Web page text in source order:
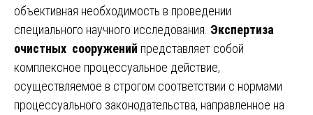
объективная необходимость в проведении
специального научного исследования. Экспертиза
очистных сооружений представляет собой
комплексное процессуальное действие,
осуществляемое в строгом соответствии с нормами
процессуального законодательства, направленное на